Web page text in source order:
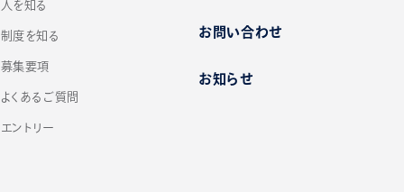
人を知る
制度を知る
募集要項
よくあるご質問
エントリー
お問い合わせ
お知らせ